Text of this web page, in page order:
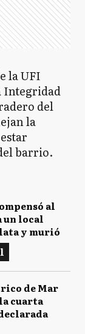
la UFI
Integridad
del
la
barrio.
al
un local
y murió
de Mar
cuarta